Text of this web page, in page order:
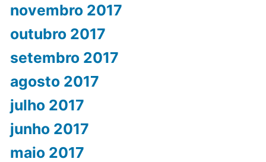
novembro 2017
outubro 2017
setembro 2017
agosto 2017
julho 2017
junho 2017
maio 2017